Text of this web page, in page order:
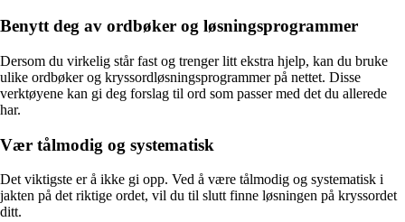
Benytt deg av ordbøker og løsningsprogrammer
Dersom du virkelig står fast og trenger litt ekstra hjelp, kan du bruke
ulike ordbøker og kryssordløsningsprogrammer på nettet. Disse
verktøyene kan gi deg forslag til ord som passer med det du allerede
har.
Vær tålmodig og systematisk
Det viktigste er å ikke gi opp. Ved å være tålmodig og systematisk i
jakten på det riktige ordet, vil du til slutt finne løsningen på kryssordet
ditt.